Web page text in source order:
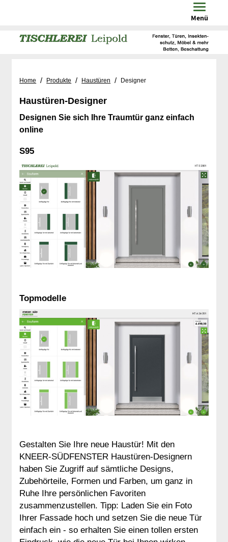
Toggle
Menü
Home / Produkte / Haustüren / Designer
Haustüren-Designer
Designen Sie sich Ihre Traumtür ganz einfach
online
S95
Topmodelle
Gestalten Sie Ihre neue Haustür! Mit den
KNEER-SÜDFENSTER Haustüren-Designern
haben Sie Zugriff auf sämtliche Designs,
Zubehörteile, Formen und Farben, um ganz in
Ruhe Ihre persönlichen Favoriten
zusammenzustellen. Tipp: Laden Sie ein Foto
Ihrer Fassade hoch und setzen Sie die neue Tür
einfach ein - so erhalten Sie einen tollen ersten